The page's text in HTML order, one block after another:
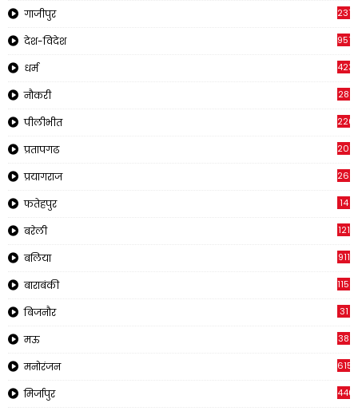
गाजीपुर 237
देश-विदेश 957
धर्म 423
नौकरी 28
पीलीभीत
प्रतापगढ 2011
प्रयागराज 269
फतेहपुर 14
बरेली 121
बलिया 911
बाराबंकी 1150
बिजनौर 31
मऊ 38
मनोरंजन 615
मिर्जापुर 440